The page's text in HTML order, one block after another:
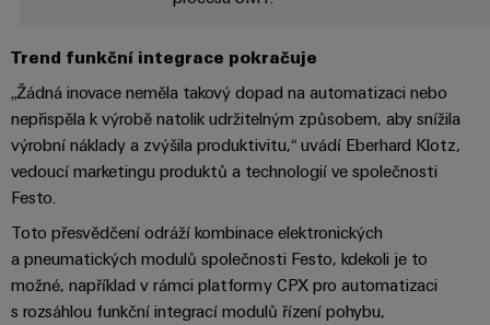
a
výrobky
pro
datová
centra
-
efektivní,
Fotovoltaika
Využití
solární
energie
Skříň
a
pole
výroba
skříní
Inteligentní
patchkabelů
a
kabelů
Zapojení
a
řešení
migrace
zařízení
software
Weidmüller
Configurator
v
oblasti
konektorů
PCB
Akademie
Weidmüller
Human
Resources
management
Blog
Ceník
a
obchodní
podmínky
Novinky
Letáky
Trend funkční integrace pokračuje
„Žádná inovace neměla takový dopad na automatizaci nebo
nepřispěla k výrobě natolik udržitelným způsobem, aby snížila
výrobní náklady a zvýšila produktivitu,“ uvádí Eberhard Klotz,
vedoucí marketingu produktů a technologií ve společnosti
Festo.
Toto přesvědčení odráží kombinace elektronických
a pneumatických modulů společnosti Festo, kdekoli je to
možné, například v rámci platformy CPX pro automatizaci
s rozsáhlou funkční integrací modulů řízení pohybu,